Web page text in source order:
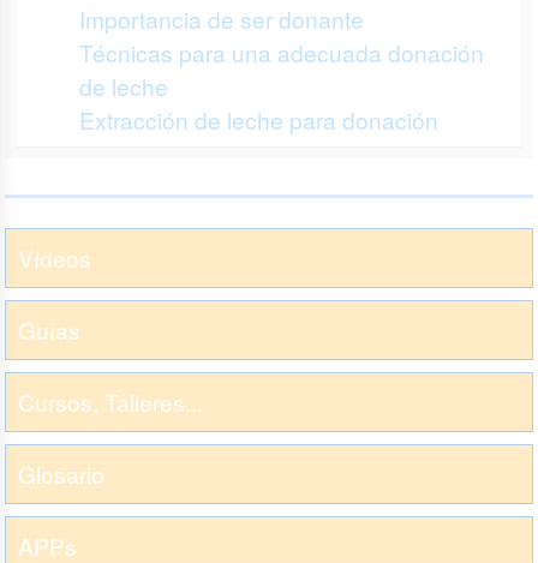
Importancia de ser donante
Técnicas para una adecuada donación
de leche
Extracción de leche para donación
Vídeos
Guías
Cursos, Talleres...
Glosario
APPs